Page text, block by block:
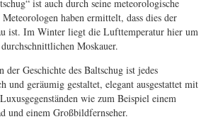
ist auch durch seine meteorologische
haben ermittelt, dass dies der
ist. Im Winter liegt die Lufttemperatur hier um
Moskauer.
Geschichte des Baltschug ist jedes
und geräumig gestaltet, elegant ausgestattet mit
wie zum Beispiel einem
und einem Großbildfernseher.